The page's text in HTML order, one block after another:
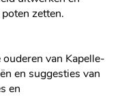
zetten.
van Kapelle-
en suggesties van
en